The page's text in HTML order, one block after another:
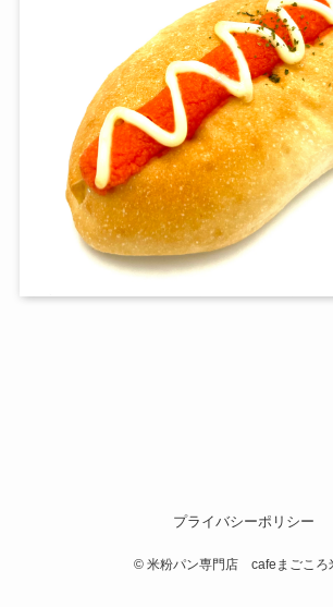
プライバシーポリシー
©米粉パン専門店 cafeまごころ